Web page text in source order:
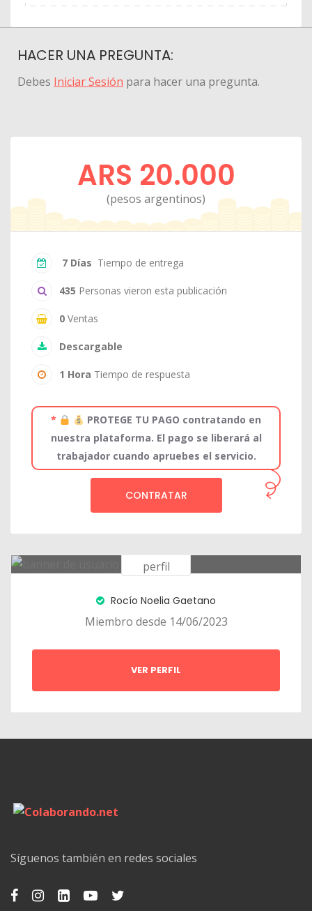
HACER UNA PREGUNTA:
Debes Iniciar Sesión para hacer una pregunta.
ARS 20.000
(pesos argentinos)
7 Días Tiempo de entrega
435 Personas vieron esta publicación
0 Ventas
Descargable
1 Hora Tiempo de respuesta
*
PROTEGE TU PAGO contratando en
nuestra plataforma. El pago se liberará al
trabajador cuando apruebes el servicio.
CONTRATAR
Rocío Noelia Gaetano
Miembro desde 14/06/2023
VER PERFIL
Síguenos también en redes sociales